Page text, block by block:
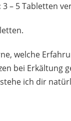
3 – 5 Tabletten
welche
bei Erkältung
ich dir